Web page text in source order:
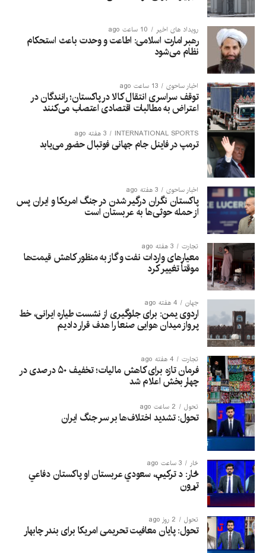
رویداد های اخیر 10 ساعت ago
رهبر امارت اسلامی: اطاعت و وحدت باعث استحکام
نظام می‌شود
اخبار ساحوی 13 ساعت ago
توقف سراسری انتقال کالا در پاکستان؛ رانندگان در
اعتراض به مطالبات اقتصادی اعتصاب می‌کنند
INTERNATIONAL SPORTS 3 هفته ago
ترمپ در فاینل جام جهانی فوتبال حضور می‌یابد
اخبار ساحوی 3 هفته ago
پاکستان نگران درگیر شدن در جنگ امریکا و ایران پس
از حمله حوثی‌ها به عربستان است
تجارت 3 هفته ago
معیارهای واردات نفت و گاز به منظور کاهش قیمت‌ها
موقتاً تغییر کرد
جهان 4 هفته ago
اردوی یمن: برای جلوگیری از نشست طیاره ایرانی، خط
پرواز میدان هوایی صنعا را هدف قرار دادیم
تجارت 4 هفته ago
فرمان تازه برای کاهش مالیات؛ تخفیف ۵۰ درصدی در
چهار بخش اعلام شد
تحول 2 ساعت ago
تحول: تشدید اختلاف‌ها بر سر جنگ ایران
څار 3 ساعت ago
څار: د ترکیې، سعودي عربستان او پاکستان دفاعي
تړون
تحول 2 روز ago
تحول: پایان معافیت تحریمی امریکا برای بندر چابهار